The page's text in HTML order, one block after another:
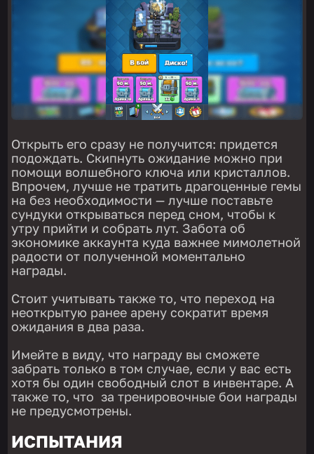
Открыть его сразу не получится: придется
подождать. Скипнуть ожидание можно при
помощи волшебного ключа или кристаллов.
Впрочем, лучше не тратить драгоценные гемы
на без необходимости — лучше поставьте
сундуки открываться перед сном, чтобы к
утру прийти и собрать лут. Забота об
экономике аккаунта куда важнее мимолетной
радости от полученной моментально
награды.
Стоит учитывать также то, что переход на
неоткрытую ранее арену сократит время
ожидания в два раза.
Имейте в виду, что награду вы сможете
забрать только в том случае, если у вас есть
хотя бы один свободный слот в инвентаре. А
также то, что за тренировочные бои награды
не предусмотрены.
ИСПЫТАНИЯ